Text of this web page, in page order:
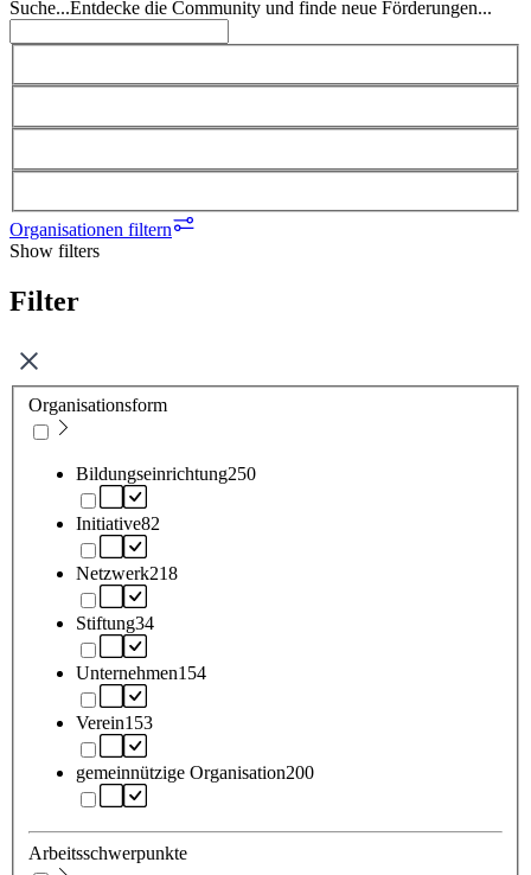
Suche...Entdecke die Community und finde neue Förderungen...
Organisationen filtern
Show filters
Filter
Organisationsform
Bildungseinrichtung250
Initiative82
Netzwerk218
Stiftung34
Unternehmen154
Verein153
gemeinnützige Organisation200
Arbeitsschwerpunkte